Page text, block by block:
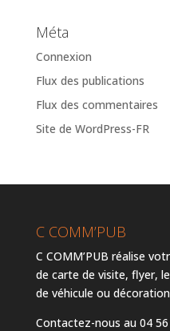
Méta
Connexion
Flux des publications
Flux des commentaires
Site de WordPress-FR
C COMM’PUB
C COMM’PUB réalise
de carte de visite, flyer,
de véhicule ou
Contactez-nous au 04